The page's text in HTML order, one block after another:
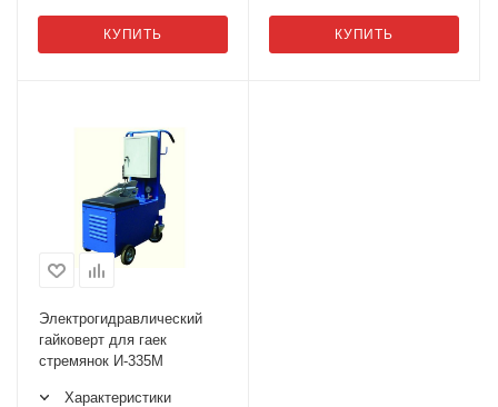
КУПИТЬ КУПИТЬ
Электрогидравлический
гайковерт для гаек
стремянок И-335М
Характеристики